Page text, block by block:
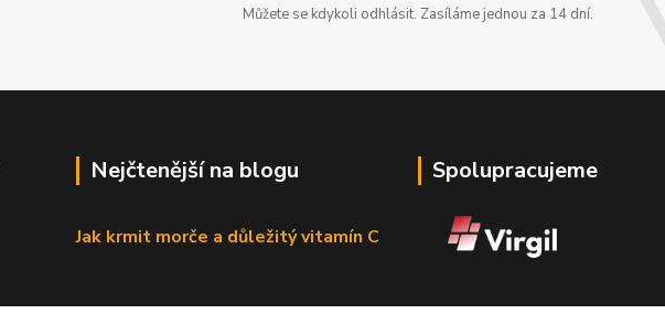
Můžete se kdykoli odhlásit. Zasíláme jednou za 14 dní.
Nejčtenější na blogu
Jak krmit morče a důležitý vitamín C
Spolupracujeme